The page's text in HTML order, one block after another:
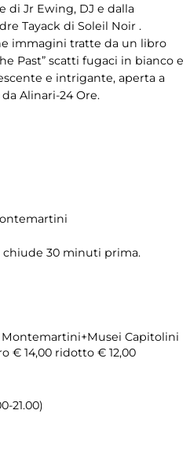
di Jr Ewing, DJ e dalla
Tayack di Soleil Noir .
immagini tratte da un libro
Past” scatti fugaci in bianco e
e intrigante, aperta a
Alinari-24 Ore.
chiude 30 minuti prima.
Capitolini
€ 14,00 ridotto € 12,00
21.00)